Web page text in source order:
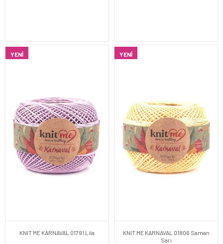
YENI
KNIT ME KARNAVAL 01791 Lila
YENI
KNIT ME KARNAVAL 01806 Saman
Sarı